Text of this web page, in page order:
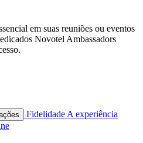
em suas reuniões ou eventos
Novotel Ambassadors
Fidelidade A experiência